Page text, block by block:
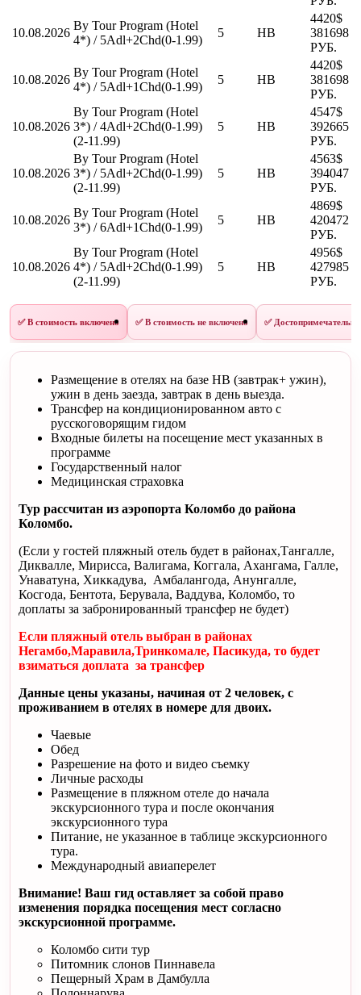
10.08.2026
By Tour Program (Hotel
4*) / 5Adl+2Chd(0-1.99)
5 HB
4420$
381698
РУБ.
10.08.2026
By Tour Program (Hotel
4*) / 5Adl+1Chd(0-1.99)
5 HB
4420$
381698
РУБ.
10.08.2026
By Tour Program (Hotel
3*) / 4Adl+2Chd(0-1.99)
(2-11.99)
5 HB
4547$
392665
РУБ.
10.08.2026
By Tour Program (Hotel
3*) / 5Adl+2Chd(0-1.99)
(2-11.99)
5 HB
4563$
394047
РУБ.
10.08.2026
By Tour Program (Hotel
3*) / 6Adl+1Chd(0-1.99)
5 HB
4869$
420472
РУБ.
10.08.2026
By Tour Program (Hotel
4*) / 5Adl+2Chd(0-1.99)
(2-11.99)
5 HB
4956$
427985
РУБ.
✅ В стоимость включено ✅ В стоимость не включено ✅
Размещение в отелях на базе HB (завтрак+ ужин),
ужин в день заезда, завтрак в день выезда.
Трансфер на кондиционированном авто с
русскоговорящим гидом
Входные билеты на посещение мест указанных в
программе
Государственный налог
Медицинская страховка
Тур рассчитан из аэропорта Коломбо до района
Коломбо.
(Если у гостей пляжный отель будет в районах,Тангалле,
Диквалле, Мирисса, Валигама, Коггала, Ахангама, Галле,
Унаватуна, Хиккадува, Амбалангода, Анунгалле,
Косгода, Бентота, Берувала, Ваддува, Коломбо, то
доплаты за забронированный трансфер не будет)
Если пляжный отель выбран в районах
Негамбо,Маравила,Тринкомале, Пасикуда, то будет
взиматься доплата за трансфер
Данные цены указаны, начиная от 2 человек, с
проживанием в отелях в номере для двоих.
Чаевые
Обед
Разрешение на фото и видео съемку
Личные расходы
Размещение в пляжном отеле до начала
экскурсионного тура и после окончания
экскурсионного тура
Питание, не указанное в таблице экскурсионного
тура.
Международный авиаперелет
Внимание! Ваш гид оставляет за собой право
изменения порядка посещения мест согласно
экскурсионной программе.
Коломбо сити тур
Питомник слонов Пиннавела
Пещерный Храм в Дамбулла